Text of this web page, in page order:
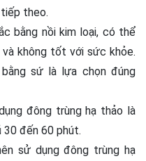
theo.
bằng nồi kim loại, có thể
không tốt với sức khỏe.
sứ là lựa chọn đúng
đông trùng hạ thảo là
30 đến 60 phút.
sử dụng đông trùng hạ